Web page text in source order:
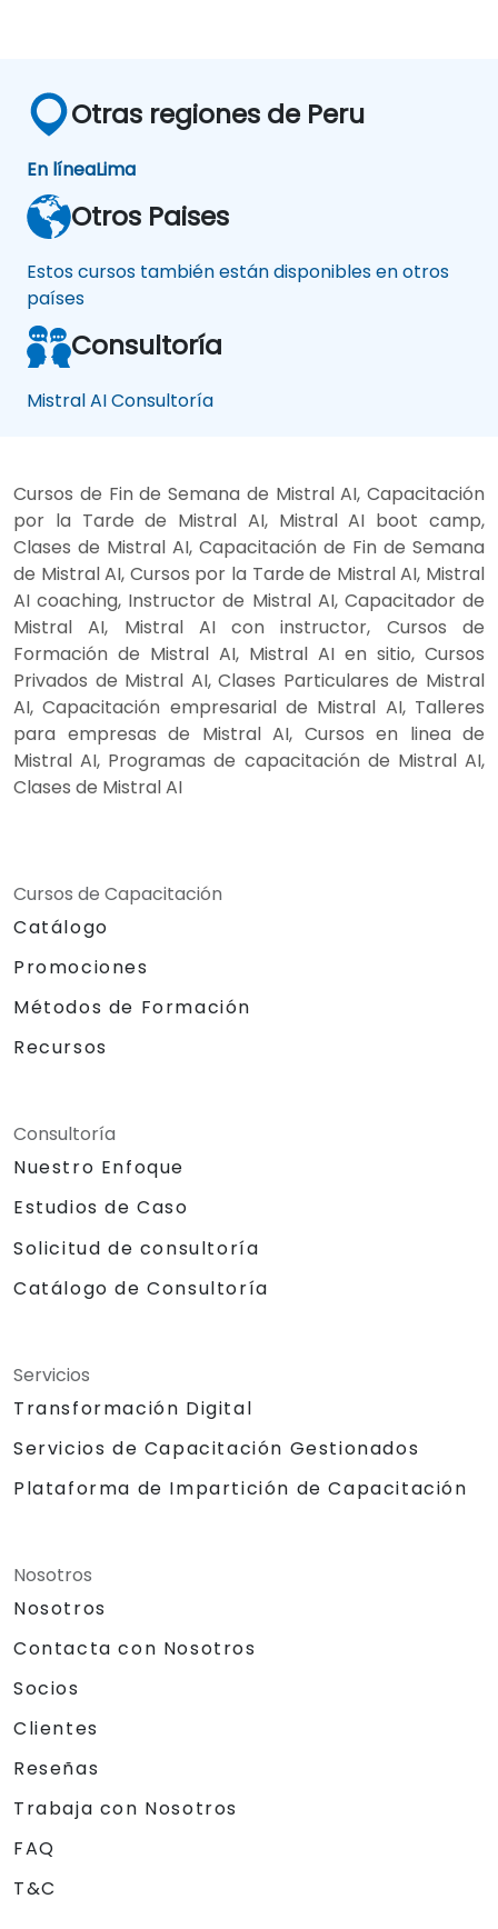
Otras regiones de Peru
En líneaLima
Otros Paises
Estos cursos también están disponibles en otros
países
Consultoría
Mistral AI Consultoría
Cursos de Fin de Semana de Mistral AI, Capacitación
por la Tarde de Mistral AI, Mistral AI boot camp,
Clases de Mistral AI, Capacitación de Fin de Semana
de Mistral AI, Cursos por la Tarde de Mistral AI, Mistral
AI coaching, Instructor de Mistral AI, Capacitador de
Mistral AI, Mistral AI con instructor, Cursos de
Formación de Mistral AI, Mistral AI en sitio, Cursos
Privados de Mistral AI, Clases Particulares de Mistral
AI, Capacitación empresarial de Mistral AI, Talleres
para empresas de Mistral AI, Cursos en linea de
Mistral AI, Programas de capacitación de Mistral AI,
Clases de Mistral AI
Cursos de Capacitación
Catálogo
Promociones
Métodos de Formación
Recursos
Consultoría
Nuestro Enfoque
Estudios de Caso
Solicitud de consultoría
Catálogo de Consultoría
Servicios
Transformación Digital
Servicios de Capacitación Gestionados
Plataforma de Impartición de Capacitación
Nosotros
Nosotros
Contacta con Nosotros
Socios
Clientes
Reseñas
Trabaja con Nosotros
FAQ
T&C